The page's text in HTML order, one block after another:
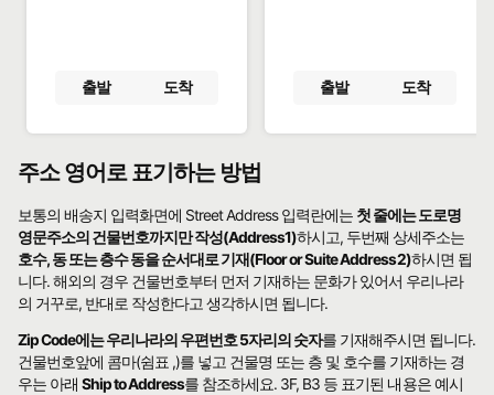
출발 도착 출발 도착
주소 영어로 표기하는 방법
보통의 배송지 입력화면에 Street Address 입력란에는 첫 줄에는 도로명
영문주소의 건물번호까지만 작성(Address1)하시고, 두번째 상세주소는
호수, 동 또는 층수 동을 순서대로 기재(Floor or Suite Address2)하시면 됩
니다. 해외의 경우 건물번호부터 먼저 기재하는 문화가 있어서 우리나라
의 거꾸로, 반대로 작성한다고 생각하시면 됩니다.
Zip Code에는 우리나라의 우편번호 5자리의 숫자를 기재해주시면 됩니다.
건물번호앞에 콤마(쉼표 ,)를 넣고 건물명 또는 층 및 호수를 기재하는 경
우는 아래Ship to Address를 참조하세요. 3F, B3 등 표기된 내용은 예시